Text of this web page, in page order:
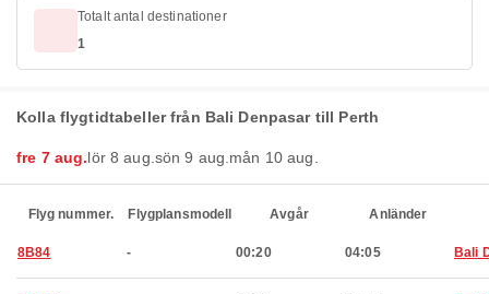
Totalt antal destinationer
1
Kolla flygtidtabeller från Bali Denpasar till Perth
fre 7 aug.lör 8 aug. sön 9 aug. mån 10 aug.
Flyg nummer. Flygplansmodell Avgår Anländer
8B84 - 00:20 04:05 Bali